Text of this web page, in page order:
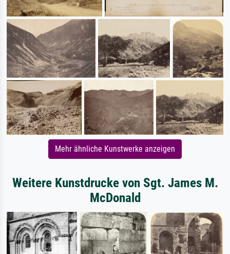
Mehr ähnliche Kunstwerke anzeigen
Weitere Kunstdrucke von Sgt. James M.
McDonald